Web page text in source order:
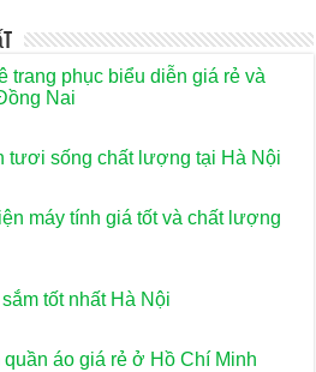
trang phục biểu diễn giá rẻ và
Nai
tươi sống chất lượng tại Hà Nội
máy tính giá tốt và chất lượng
tốt nhất Hà Nội
áo giá rẻ ở Hồ Chí Minh